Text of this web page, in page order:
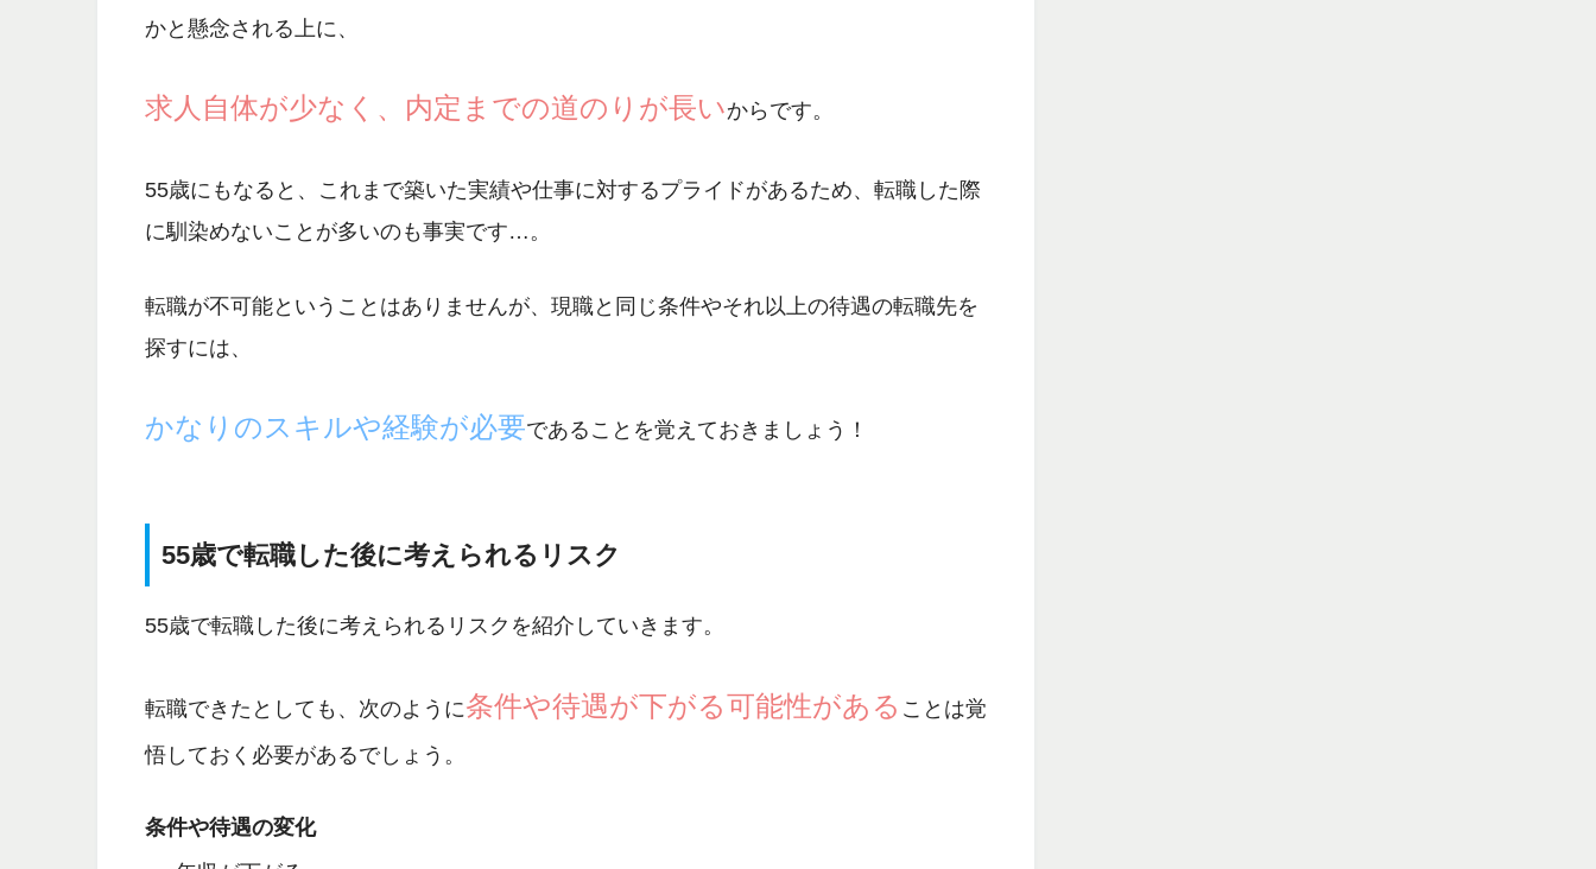
かと懸念される 上に、
求人自体が少なく、内定までの道のりが長いからです。
55歳にもなると、これまで築いた実績や仕事に対するプライドがあるため、 転職した際
に馴染めないことが多いのも事実です…。
転職が不可能ということはありませんが、現職と同じ条件やそれ以上の待遇の転職先を
探すには、
かなりのスキルや経験が必要であることを覚えておきましょう！
55歳で転職した後に考えられるリスク
55歳で転職した後に考えられるリスクを紹介していきます。
転職できたとしても、次のように条件や待遇が下がる可能性がある ことは覚
悟しておく必要があるでしょう。
条件や待遇の変化